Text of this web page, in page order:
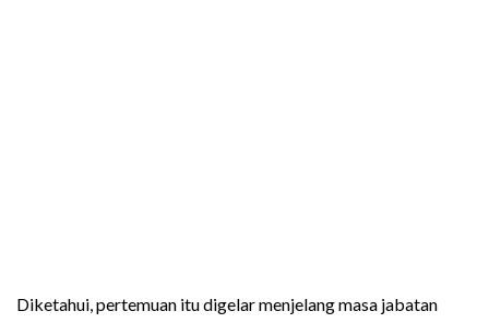
Diketahui, pertemuan itu digelar menjelang masa jabatan